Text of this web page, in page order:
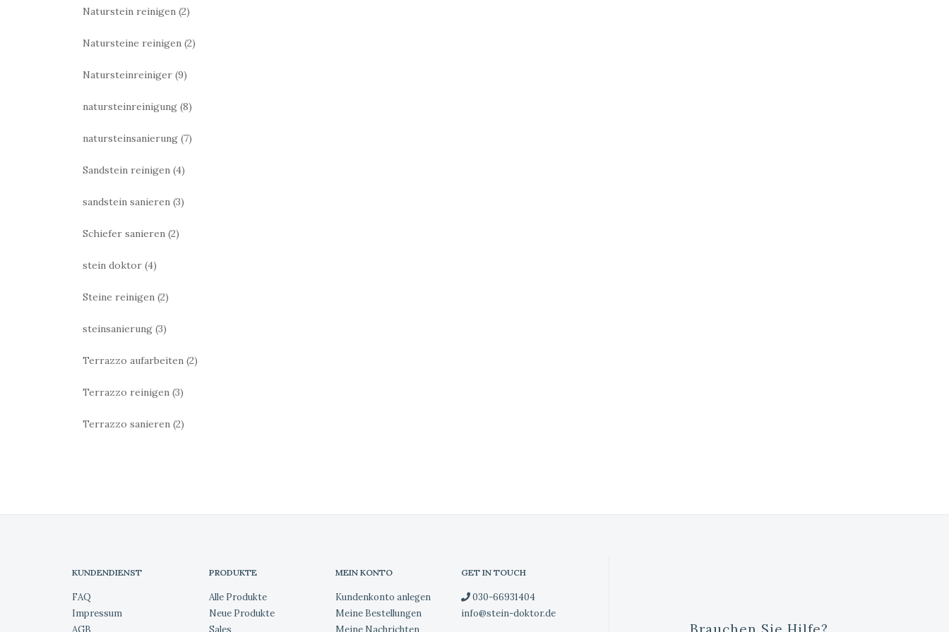
Naturstein reinigen (2)
Natursteine reinigen (2)
Natursteinreiniger (9)
natursteinreinigung (8)
natursteinsanierung (7)
Sandstein reinigen (4)
sandstein sanieren (3)
Schiefer sanieren (2)
stein doktor (4)
Steine reinigen (2)
steinsanierung (3)
Terrazzo aufarbeiten (2)
Terrazzo reinigen (3)
Terrazzo sanieren (2)
KUNDENDIENST
FAQ
Impressum
AGB
PRODUKTE
Alle Produkte
Neue Produkte
Sales
MEIN KONTO
Kundenkonto anlegen
Meine Bestellungen
Meine Nachrichten
GET IN TOUCH
030-66931404
info@stein-doktor.de